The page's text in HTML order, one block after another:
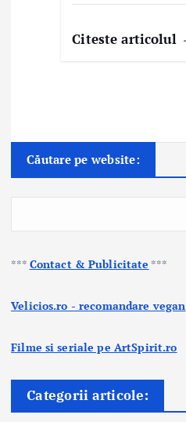
Citeste articolul
Căutare pe website:
*** Contact & Publicitate ***
Velicios.ro - recomandare vegan
Filme si seriale pe ArtSpirit.ro
Categorii articole: